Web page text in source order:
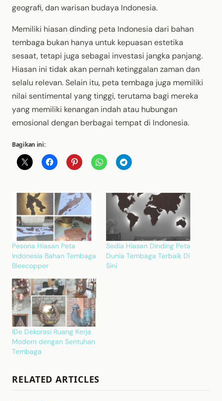
geografi, dan warisan budaya Indonesia.
Memiliki hiasan dinding peta Indonesia dari bahan
tembaga bukan hanya untuk kepuasan estetika
sesaat, tetapi juga sebagai investasi jangka panjang.
Hiasan ini tidak akan pernah ketinggalan zaman dan
selalu relevan. Selain itu, peta tembaga juga memiliki
nilai sentimental yang tinggi, terutama bagi mereka
yang memiliki kenangan indah atau hubungan
emosional dengan berbagai tempat di Indonesia.
Bagikan ini:
Pesona Hiasan Peta
Indonesia Bahan Tembaga
Bleecopper
Sedia Hiasan Dinding Peta
Dunia Tembaga Terbaik Di
Sini
IDe Dekorasi Ruang Kerja
Modern dengan Sentuhan
Tembaga
RELATED ARTICLES